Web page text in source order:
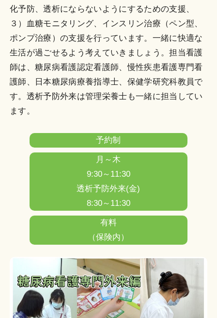
化予防、透析にならないようにするための支援、
３）血糖モニタリング、インスリン治療（ペン型、
ポンプ治療）の支援を行っています。一緒に快適な
生活が過ごせるよう考えていきましょう。担当看護
師は、糖尿病看護認定看護師、慢性疾患看護専門看
護師、日本糖尿病療養指導士、保健学研究科教員で
す。透析予防外来は管理栄養士も一緒に担当してい
ます。
予約制
月～木
9:30～11:30
透析予防外来(金)
8:30～11:30
有料
（保険内）